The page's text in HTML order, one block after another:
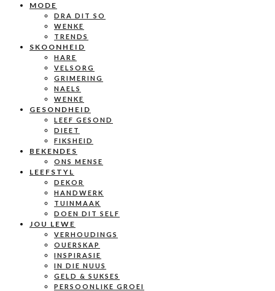
MODE
DRA DIT SO
WENKE
TRENDS
SKOONHEID
HARE
VELSORG
GRIMERING
NAELS
WENKE
GESONDHEID
LEEF GESOND
DIEET
FIKSHEID
BEKENDES
ONS MENSE
LEEFSTYL
DEKOR
HANDWERK
TUINMAAK
DOEN DIT SELF
JOU LEWE
VERHOUDINGS
OUERSKAP
INSPIRASIE
IN DIE NUUS
GELD & SUKSES
PERSOONLIKE GROEI